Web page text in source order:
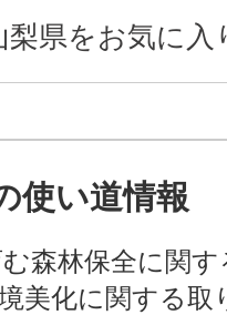
梨県をお気に入
使い道情報
森林保全に関
美化に関する取